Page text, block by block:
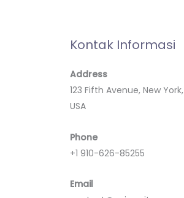
Kontak Informasi
Address
123 Fifth Avenue, New York,
USA
Phone
+1 910-626-85255
Email